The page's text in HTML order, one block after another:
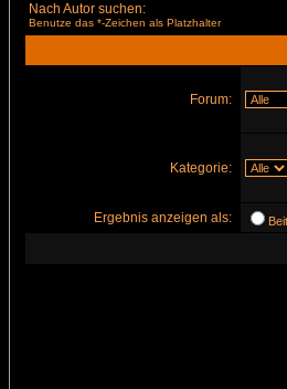
Nach Autor suchen:
Benutze das *-Zeichen als Platzhalter
Forum:
Kategorie:
Ergebnis anzeigen als: